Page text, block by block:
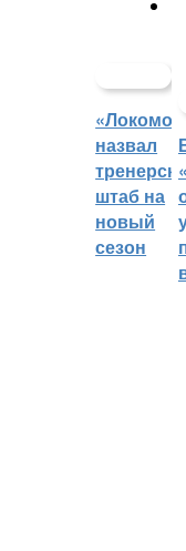
назвал
штаб на
новый
сезон